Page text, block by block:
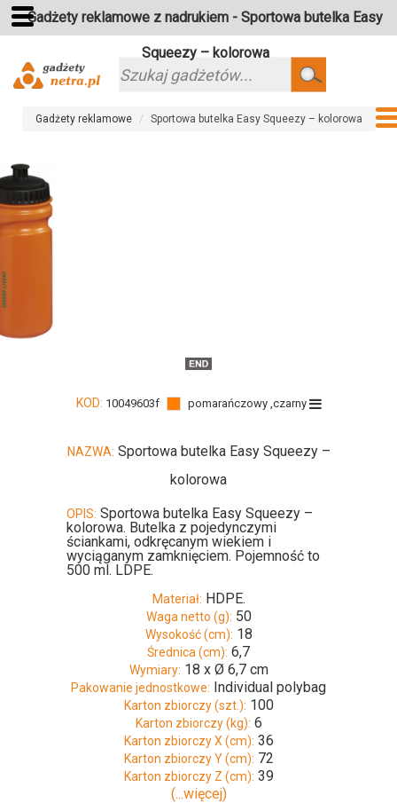
Gadżety reklamowe z nadrukiem - Sportowa butelka Easy
Squeezy – kolorowa
Szukaj
Gadżety reklamowe Sportowa butelka Easy Squeezy – kolorowa
KOD: 10049603f pomarańczowy ,czarny
NAZWA: Sportowa butelka Easy Squeezy –
kolorowa
OPIS: Sportowa butelka Easy Squeezy –
kolorowa. Butelka z pojedynczymi
ściankami, odkręcanym wiekiem i
wyciąganym zamknięciem. Pojemność to
500 ml. LDPE.
Materiał: HDPE.
Waga netto (g): 50
Wysokość (cm): 18
Średnica (cm): 6,7
Wymiary: 18 x Ø 6,7 cm
Pakowanie jednostkowe: Individual polybag
Karton zbiorczy (szt.): 100
Karton zbiorczy (kg): 6
Karton zbiorczy X (cm): 36
Karton zbiorczy Y (cm): 72
Karton zbiorczy Z (cm): 39
(...więcej)